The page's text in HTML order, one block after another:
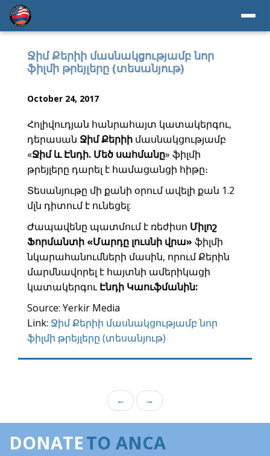
Ջիմ Քերիի մասնակցությամբ նոր
ֆիլմի թրեյլերը (տեսանյութ)
October 24, 2017
Հոլիվուդյան հանրահայտ կատակերգու,
դերասան Ջիմ Քերիի մասնակցությամբ
«Ջիմ և Էնդի. Մեծ սահմանը» ֆիլմի
թրեյլերը դարել է համացանցի հիթը։
Տեսանյութը մի քանի օրում ավելի քան 1.2
մլն դիտում է ունեցել:
Ժապավենը պատմում է ռեժիսո Միլոշ
Ֆորմանտի «Մարդը լուսնի վրա» ֆիլմի
նկարահանումների մասին, որում Քերին
մարմնավորել է հայտնի ամերիկացի
կատակերգուԷնդի Կաուֆմանին:
Source: Yerkir Media
Link: Ջիմ Քերիի մասնակցությամբ նոր
ֆիլմի թրեյլերը (տեսանյութ)
← →
DONATETO ANCA